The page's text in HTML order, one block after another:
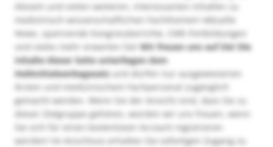
diesem und vielen weiteren, interessanten Inhalten zu
medizinisch-wissenschaftlichen Fachthemen! Aktuelle
News, spannende Kongressberichte, CME-Fortbildungen
und vieles mehr erwarten Sie!Wir freuen uns auf Sie! Die
Inhalte dieser Seite unterliegen dem
Heilmittelwerbegesetzund dürfen nur ausgewiesenen
Ärzten und medizinischem Fachpersonal zugänglich
gemacht werden. Wenn Sie der Ansicht sind, dass Sie zu
dieser Zielgruppe gehören, würden wir uns freuen, wenn
Sie sich für einen kostenlosen Account registrieren
würden! Im Anschluss erhalten Sie sofortigen Zugang zu